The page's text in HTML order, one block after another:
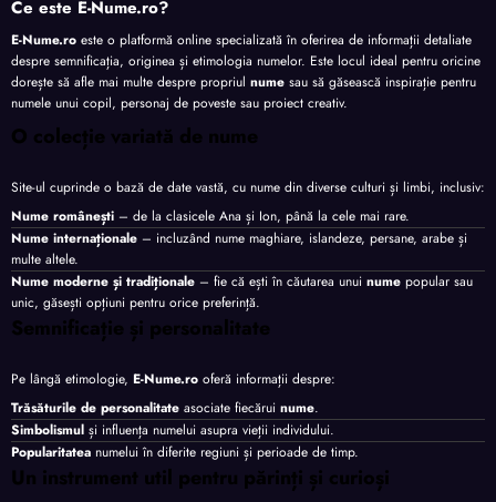
Ce este E-Nume.ro?
E-Nume.ro este o platformă online specializată în oferirea de informații detaliate
despre semnificația, originea și etimologia numelor. Este locul ideal pentru oricine
dorește să afle mai multe despre propriul nume sau să găsească inspirație pentru
numele unui copil, personaj de poveste sau proiect creativ.
O colecție variată de nume
Site-ul cuprinde o bază de date vastă, cu nume din diverse culturi și limbi, inclusiv:
Nume românești – de la clasicele Ana și Ion, până la cele mai rare.
Nume internaționale – incluzând nume maghiare, islandeze, persane, arabe și
multe altele.
Nume moderne și tradiționale – fie că ești în căutarea unui nume popular sau
unic, găsești opțiuni pentru orice preferință.
Semnificație și personalitate
Pe lângă etimologie, E-Nume.ro oferă informații despre:
Trăsăturile de personalitate asociate fiecărui nume.
Simbolismul și influența numelui asupra vieții individului.
Popularitatea numelui în diferite regiuni și perioade de timp.
Un instrument util pentru părinți și curioși